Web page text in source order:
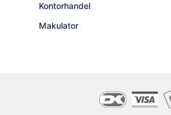
Kontorhandel
Makulator